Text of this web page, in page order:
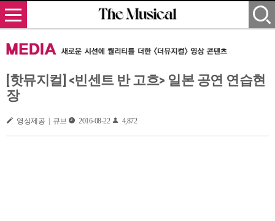
[핫뮤지컬] <빈센트 반 고흐> 일본 공연 연습현
장
영상제공 | 큐브 2016-08-22 4,872